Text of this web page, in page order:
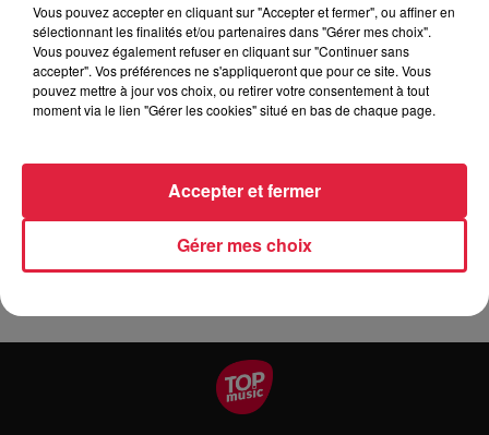
Organisateur
https://www.eden-
sausheim.com/michael-
gregorio#.YK4x5dbgqUk
Gratuit
Vous pouvez accepter en cliquant sur "Accepter et fermer", ou affiner en
sélectionnant les finalités et/ou partenaires dans "Gérer mes choix".
Vous pouvez également refuser en cliquant sur "Continuer sans
accepter". Vos préférences ne s'appliqueront que pour ce site. Vous
pouvez mettre à jour vos choix, ou retirer votre consentement à tout
moment via le lien "Gérer les cookies" situé en bas de chaque page.
Gérer mes choix
Accepter et fermer